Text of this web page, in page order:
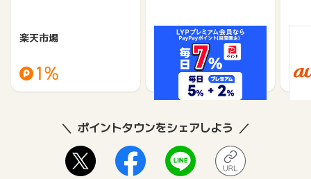
楽天市場
1%
Yahoo!ショッピング
1%
ポイントタウンをシェアしよう